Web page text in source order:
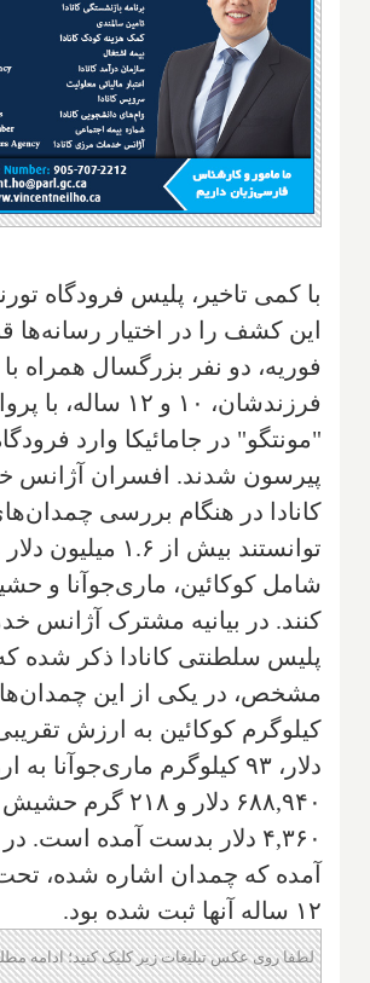
با کمی تاخیر، پلیس فرودگاه
فوریه، دو نفر بزرگسال همراه با
فرزندشان، ۱۰ و ۱۲
"مونتگو" در جامائیکا وارد
پیرسون شدند. افسران آژانس
کانادا در هنگام بررسی
توانستند بیش از ۱.۶
شامل کوکائین، ماری‌جوآنا و
کنند. در بیانیه مشترک آژانس
پلیس سلطنتی کانادا ذکر شده
دلار، ۹۳ کیلوگرم ماری‌جوآنا
۶۸۸,۹۴۰ دلار و ۲۱۸
۴,۳۶۰ دلار بدست آمده است. در
آمده که چمدان اشاره شده،
۱۲ ساله آنها ثبت شده بود.
لطفا روی عکس تبلیغات زیر کلیک کنید؛ ادامه